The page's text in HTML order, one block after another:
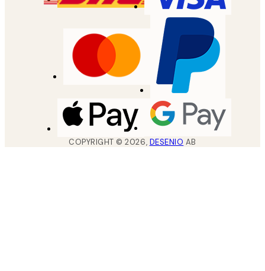
COPYRIGHT ©2026, DESENIO AB